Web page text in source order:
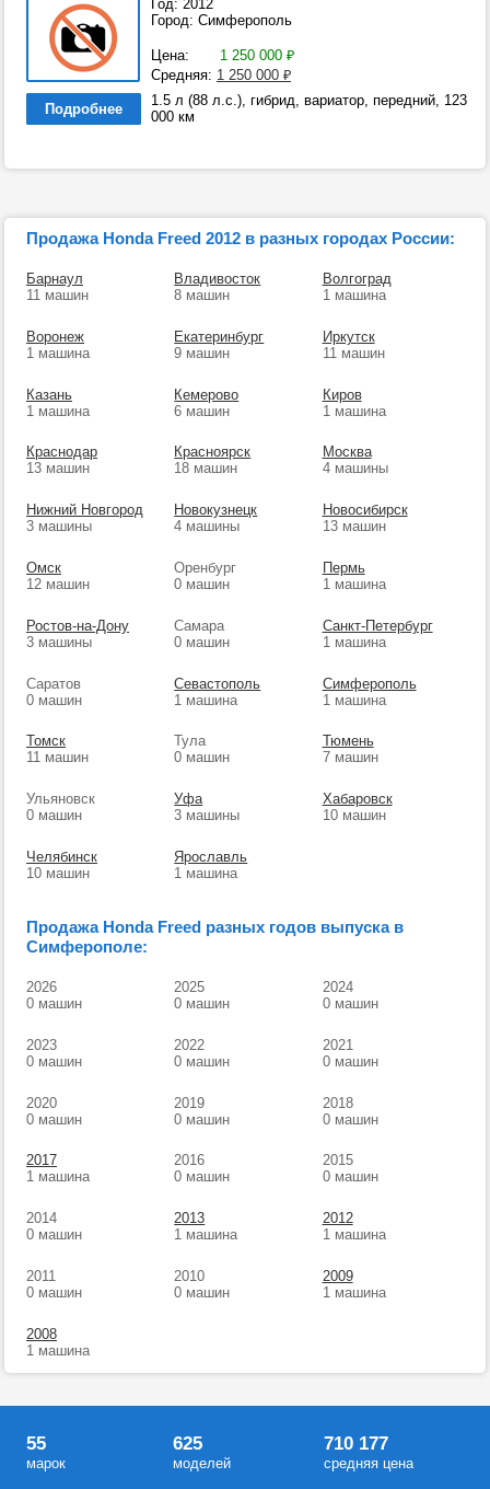
Год: 2012
Город: Симферополь
Цена: 1 250 000 ₽
Средняя: 1 250 000 ₽
Подробнее
1.5 л (88 л.с.), гибрид, вариатор, передний, 123
000 км
Продажа Honda Freed 2012 в разных городах России:
Барнаул
11 машин
Владивосток
8 машин
Волгоград
1 машина
Воронеж
1 машина
Екатеринбург
9 машин
Иркутск
11 машин
Казань
1 машина
Кемерово
6 машин
Киров
1 машина
Краснодар
13 машин
Красноярск
18 машин
Москва
4 машины
Нижний Новгород
3 машины
Новокузнецк
4 машины
Новосибирск
13 машин
Омск
12 машин
Оренбург
0 машин
Пермь
1 машина
Ростов-на-Дону
3 машины
Самара
0 машин
Санкт-Петербург
1 машина
Саратов
0 машин
Севастополь
1 машина
Симферополь
1 машина
Томск
11 машин
Тула
0 машин
Тюмень
7 машин
Ульяновск
0 машин
Уфа
3 машины
Хабаровск
10 машин
Челябинск
10 машин
Ярославль
1 машина
Продажа Honda Freed разных годов выпуска в
Симферополе:
2026
0 машин
2025
0 машин
2024
0 машин
2023
0 машин
2022
0 машин
2021
0 машин
2020
0 машин
2019
0 машин
2018
0 машин
2017
1 машина
2016
0 машин
2015
0 машин
2014
0 машин
2013
1 машина
2012
1 машина
2011
0 машин
2010
0 машин
2009
1 машина
2008
1 машина
55
марок
625
моделей
710 177
средняя цена